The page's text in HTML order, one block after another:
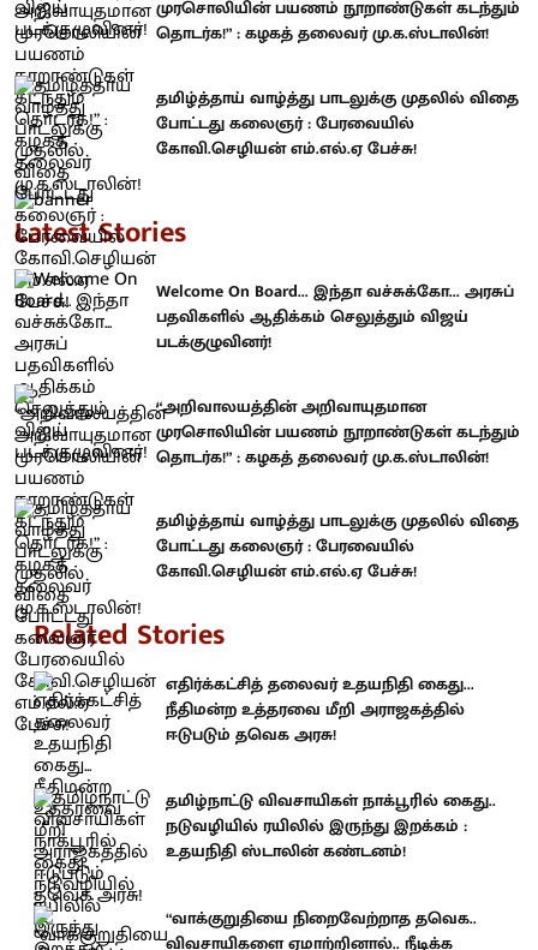
முரசொலியின் பயணம் நூறாண்டுகள் கடந்தும்
தொடர்க!” : கழகத் தலைவர் மு.க.ஸ்டாலின்!
தமிழ்த்தாய் வாழ்த்து பாடலுக்கு முதலில் விதை
போட்டது கலைஞர் : பேரவையில்
கோவி.செழியன் எம்.எல்.ஏ பேச்சு!
Latest Stories
Welcome On Board... இந்தா வச்சுக்கோ... அரசுப்
பதவிகளில் ஆதிக்கம் செலுத்தும் விஜய்
படக்குழுவினர்!
“அறிவாலயத்தின் அறிவாயுதமான
முரசொலியின் பயணம் நூறாண்டுகள் கடந்தும்
தொடர்க!” : கழகத் தலைவர் மு.க.ஸ்டாலின்!
தமிழ்த்தாய் வாழ்த்து பாடலுக்கு முதலில் விதை
போட்டது கலைஞர் : பேரவையில்
கோவி.செழியன் எம்.எல்.ஏ பேச்சு!
Related Stories
எதிர்க்கட்சித் தலைவர் உதயநிதி கைது...
நீதிமன்ற உத்தரவை மீறி அராஜகத்தில்
ஈடுபடும் தவெக அரசு!
தமிழ்நாட்டு விவசாயிகள் நாக்பூரில் கைது..
நடுவழியில் ரயிலில் இருந்து இறக்கம் :
உதயநிதி ஸ்டாலின் கண்டனம்!
“வாக்குறுதியை நிறைவேற்றாத தவெக..
விவசாயிகளை ஏமாற்றினால்.. நீடிக்க